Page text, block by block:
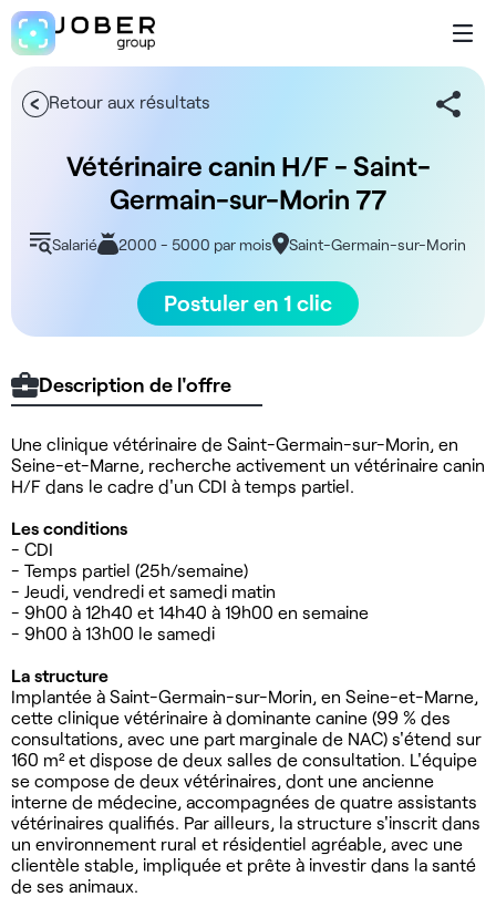
Retour aux résultats
Vétérinaire canin H/F - Saint-
Germain-sur-Morin 77
Salarié 2000 - 5000 par mois Saint-Germain-sur-Morin
Postuler en 1 clic
Description de l'offre
Une clinique vétérinaire de Saint-Germain-sur-Morin, en
Seine-et-Marne, recherche activement un vétérinaire canin
H/F dans le cadre d'un CDI à temps partiel.
Les conditions
- CDI
- Temps partiel (25h/semaine)
- Jeudi, vendredi et samedi matin
- 9h00 à 12h40 et 14h40 à 19h00 en semaine
- 9h00 à 13h00 le samedi
La structure
Implantée à Saint-Germain-sur-Morin, en Seine-et-Marne,
cette clinique vétérinaire à dominante canine (99 % des
consultations, avec une part marginale de NAC) s'étend sur
160 m² et dispose de deux salles de consultation. L'équipe
se compose de deux vétérinaires, dont une ancienne
interne de médecine, accompagnées de quatre assistants
vétérinaires qualifiés. Par ailleurs, la structure s'inscrit dans
un environnement rural et résidentiel agréable, avec une
clientèle stable, impliquée et prête à investir dans la santé
de ses animaux.